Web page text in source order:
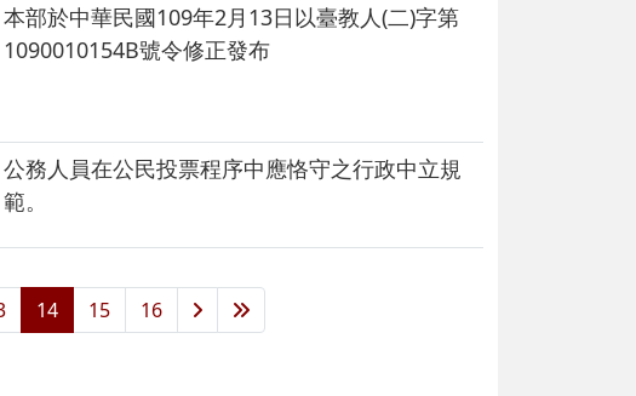
本部於中華民國109年2月13日以臺教人(二)字第
1090010154B號令修正發布
公務人員在公民投票程序中應恪守之行政中立規
範。
14 15 16